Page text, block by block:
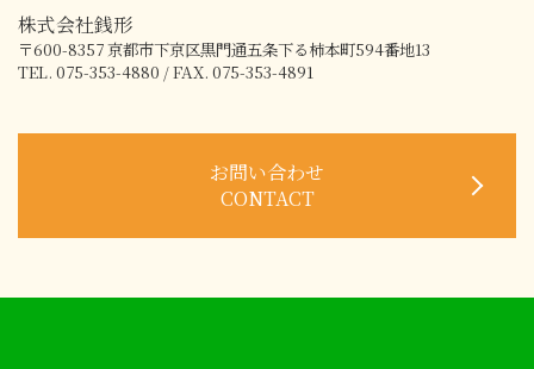
株式会社銭形
〒600-8357京都市下京区黒門通五条下る柿本町594番地13
TEL. 075-353-4880 / FAX. 075-353-4891
お問い合わせ
CONTACT